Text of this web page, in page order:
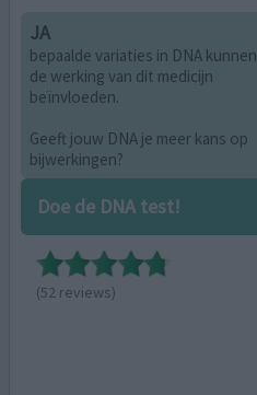
JA
bepaalde variaties in DNA kunnen
de werking van dit medicijn
beïnvloeden.
Geeft jouw DNA je meer kans op
bijwerkingen?
Doe de DNA test!
(52 reviews)